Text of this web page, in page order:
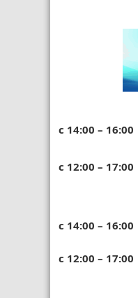
с 14:00 – 16:00
с 12:00 – 17:00
с 14:00 – 16:00
с 12:00 – 17:00